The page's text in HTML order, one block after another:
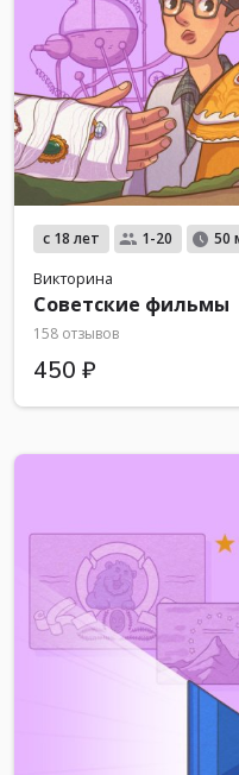
с 18 лет 1-20 50
Викторина
Советские фильмы
158 отзывов
450 ₽